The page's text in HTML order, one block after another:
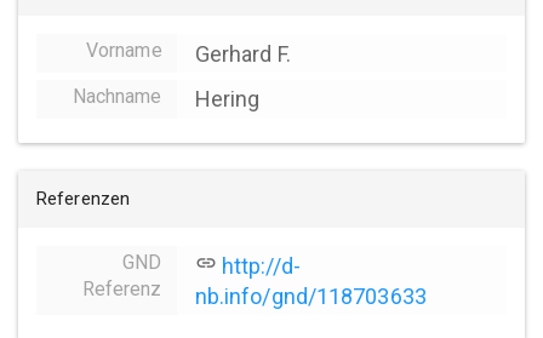
Vorname Gerhard F.
Nachname Hering
Referenzen
GND
Referenz
link http://d-
nb.info/gnd/118703633